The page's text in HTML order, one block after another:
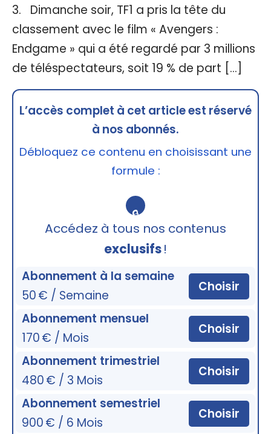
3. Dimanche soir, TF1 a pris la tête du
classement avec le film « Avengers :
Endgame » qui a été regardé par 3 millions
de téléspectateurs, soit 19 % de part […]
L’accès complet à cet article est réservé
à nos abonnés.
Débloquez ce contenu en choisissant une
formule :
🔒
Accédez à tous nos contenus
exclusifs!
Abonnement à la semaine
50 € / Semaine
Choisir
Abonnement mensuel
170 € / Mois
Choisir
Abonnement trimestriel
480 € / 3 Mois
Choisir
Abonnement semestriel
900 € / 6 Mois
Choisir